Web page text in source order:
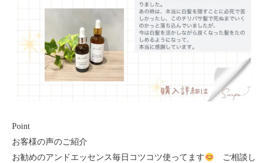
Point
お客様の声のご紹介
お勧めのアンドエッセンス毎日コツコツ使ってます
ご相談し